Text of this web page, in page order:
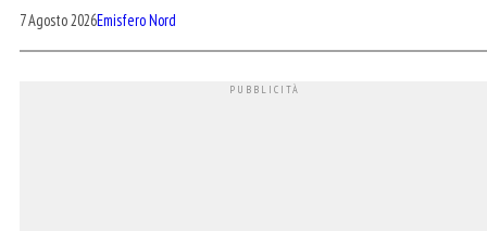
7 Agosto 2026Emisfero Nord